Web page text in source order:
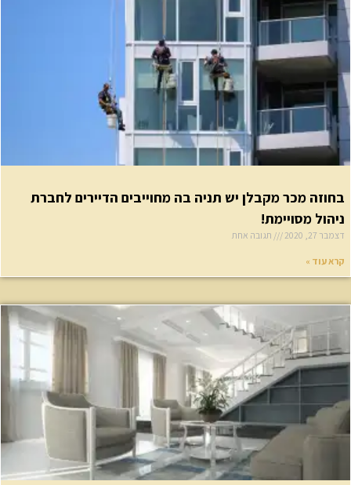
מכר מקבלן יש תניה בה מחוייבים הדיירים לחברת
מסויימת!
27, 2020 תגובה אחת
עוד »